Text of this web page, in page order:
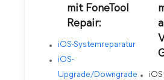
mit FoneTool
Repair:
iOS-Systemreparatur
iOS-
Upgrade/Downgrade
iOS